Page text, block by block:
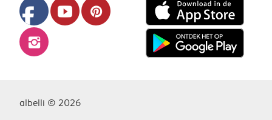
facebook youtube pinterest
instagram
albelli © 2026